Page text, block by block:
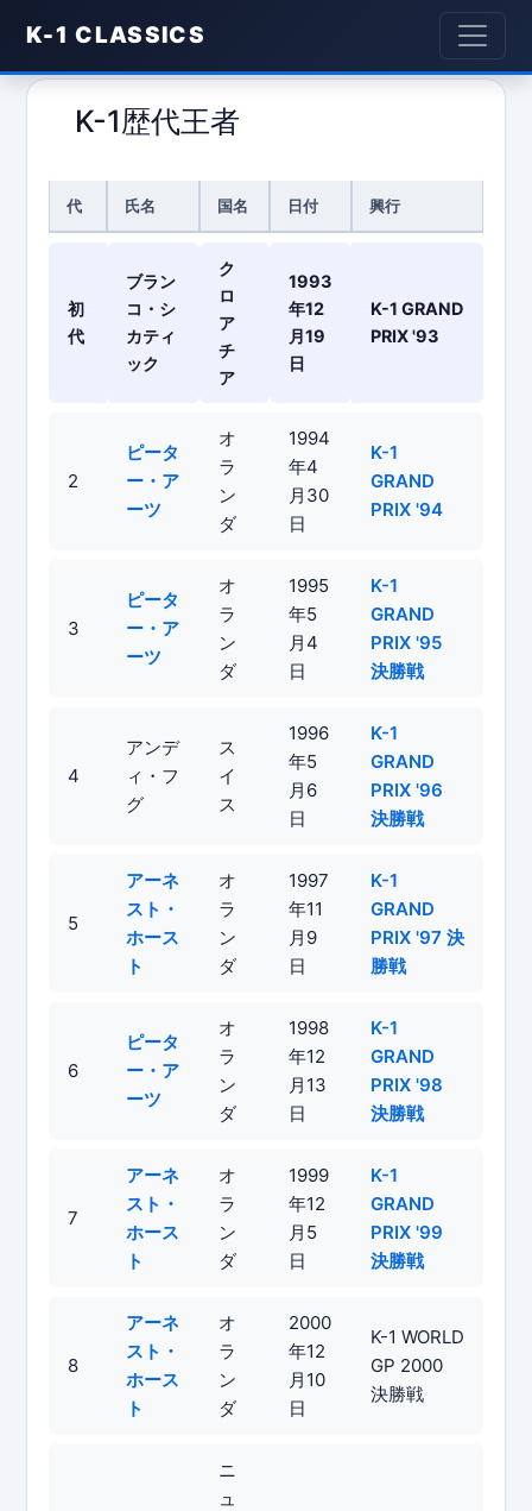
K-1 WORLD GP 2005 IN TOKYO
K-1 CLASSICS
K-1歴代王者
代 氏名 国名 日付 興行
初
代
ブラン
コ・シ
カティ
ック
ク
ロ
ア
チ
ア
1993
年12
月19
日
K-1 GRAND
PRIX '93
2
ピータ
ー・ア
ーツ
オ
ラ
ン
ダ
1994
年4
月30
日
K-1
GRAND
PRIX '94
3
ピータ
ー・ア
ーツ
オ
ラ
ン
ダ
1995
年5
月4
日
K-1
GRAND
PRIX '95
決勝戦
4
アンデ
ィ・フ
グ
ス
イ
ス
1996
年5
月6
日
K-1
GRAND
PRIX '96
決勝戦
5
アーネ
スト・
ホース
ト
オ
ラ
ン
ダ
1997
年11
月9
日
K-1
GRAND
PRIX '97 決
勝戦
6
ピータ
ー・ア
ーツ
オ
ラ
ン
ダ
1998
年12
月13
日
K-1
GRAND
PRIX '98
決勝戦
7
アーネ
スト・
ホース
ト
オ
ラ
ン
ダ
1999
年12
月5
日
K-1
GRAND
PRIX '99
決勝戦
8
アーネ
スト・
ホース
ト
オ
ラ
ン
ダ
2000
年12
月10
日
K-1 WORLD
GP 2000
決勝戦
ニ
ュ